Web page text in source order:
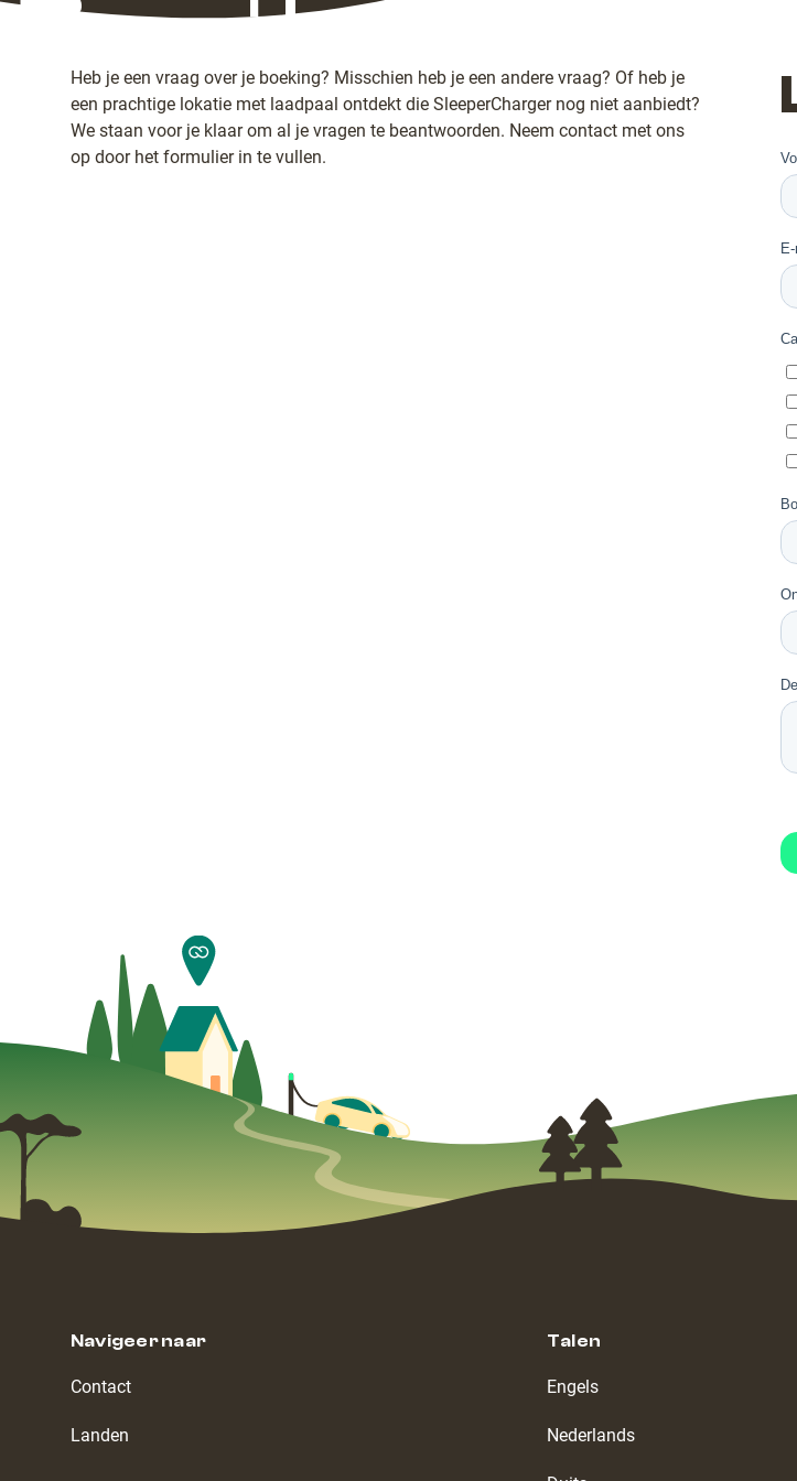
Heb je een vraag over je boeking? Misschien heb je een andere vraag? Of heb je
een prachtige lokatie met laadpaal ontdekt die SleeperCharger nog niet aanbiedt?
We staan voor je klaar om al je vragen te beantwoorden. Neem contact met ons
op door het formulier in te vullen.
Navigeer naar
Contact
Landen
Talen
Engels
Nederlands